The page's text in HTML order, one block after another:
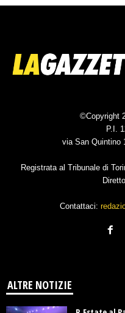
©Copyright
P.I.
via San Quintino
Registrata al Tribunale di
Contattaci:
ALTRE NOTIZIE